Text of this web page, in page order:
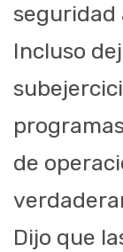
seguridad
Incluso
de
Dijo que